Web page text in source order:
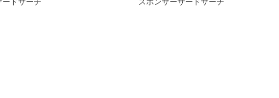
ードサーチ スポンサーサードサーチ